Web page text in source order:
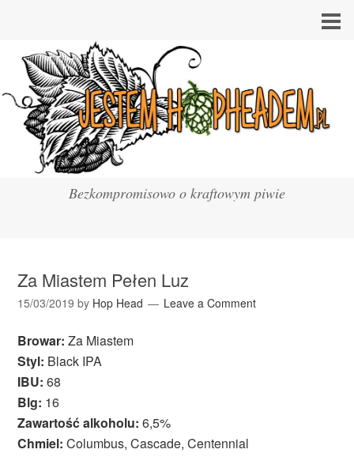
Bezkompromisowo o kraftowym piwie
Za Miastem Pełen Luz
15/03/2019 by Hop Head Leave a Comment
Browar: Za Miastem
Styl: Black IPA
IBU: 68
Blg: 16
Zawartość alkoholu: 6,5%
Chmiel: Columbus, Cascade, Centennial